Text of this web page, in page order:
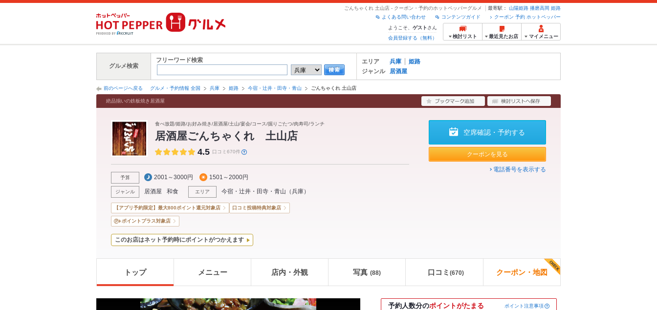
ごんちゃくれ 土山店 - クーポン・予約のホットペッパーグルメ 最寄駅： 山陽姫路 播磨高岡 姫路
クーポン 予約 ホットペッパー
コンテンツガイド
よくある問い合わせ
ようこそ、 ゲスト さん
会員登録する（無料）
検討リスト 最近見たお店 マイメニュー
グルメ検索
フリーワード検索 エリア 兵庫
姫路
ジャンル
居酒屋
前のページへ戻る グルメ・予約情報 全国 兵庫 姫路 今宿・辻井・田寺・青山 ごんちゃくれ 土山店
絶品揃いの鉄板焼き居酒屋
食べ放題/姫路/お好み焼き/居酒屋/土山/宴会/コース/掘りごたつ/肉寿司/ランチ
居酒屋ごんちゃくれ 土山店
4.5 口コミ670件
予算 2001～3000円 1501～2000円
ジャンル 居酒屋 和食 エリア 今宿・辻井・田寺・青山 （兵庫）
空席確認・予約する
クーポンを見る
電話番号を表示する
【アプリ予約限定】最大800ポイント還元対象店 口コミ投稿特典対象店
ポイントプラス対象店
このお店はネット予約時にポイントがつかえます
トップ メニュー 店内・外観 写真 (88) 口コミ (670) クーポン・地図
予約人数分のポイントがたまる ポイント注意事項